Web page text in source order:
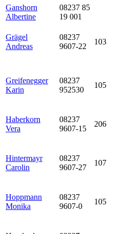
Ganshorn
Albertine
08237 85
19 001
Grägel
Andreas
08237
9607-22
103
Greifenegger
Karin
08237
952530
105
Haberkorn
Vera
08237
9607-15
206
Hintermayr
Carolin
08237
9607-27
107
Hoppmann
Monika
08237
9607-0
105